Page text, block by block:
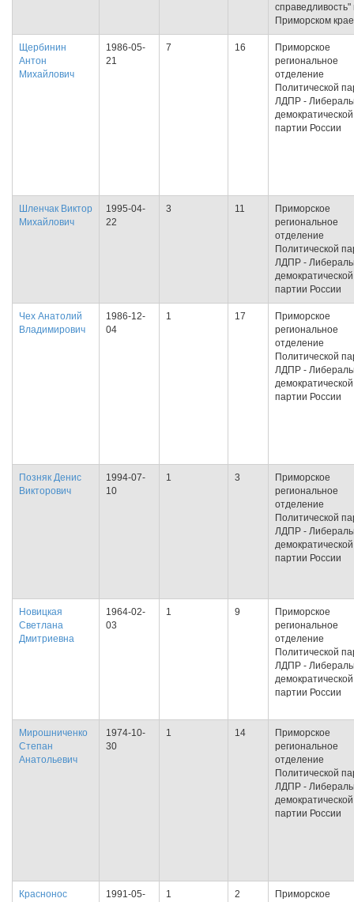
справедливость"
Приморском крае
Щербинин
Антон
Михайлович
1986-05-
21
7 16
Приморское
региональное
отделение
Политической
ЛДПР -
демократической
партии России
Шленчак Виктор
Михайлович
1995-04-
22
3 11
Приморское
региональное
отделение
Политической
ЛДПР -
демократической
партии России
Чех Анатолий
Владимирович
1986-12-
04
1 17
Приморское
региональное
отделение
Политической
ЛДПР -
демократической
партии России
Позняк Денис
Викторович
1994-07-
10
1 3
Приморское
региональное
отделение
Политической
ЛДПР -
демократической
партии России
Новицкая
Светлана
Дмитриевна
1964-02-
03
1 9
Приморское
региональное
отделение
Политической
ЛДПР -
демократической
партии России
Мирошниченко
Степан
Анатольевич
1974-10-
30
1 14
Приморское
региональное
отделение
Политической
ЛДПР -
демократической
партии России
Краснонос 1991-05- 1 2 Приморское